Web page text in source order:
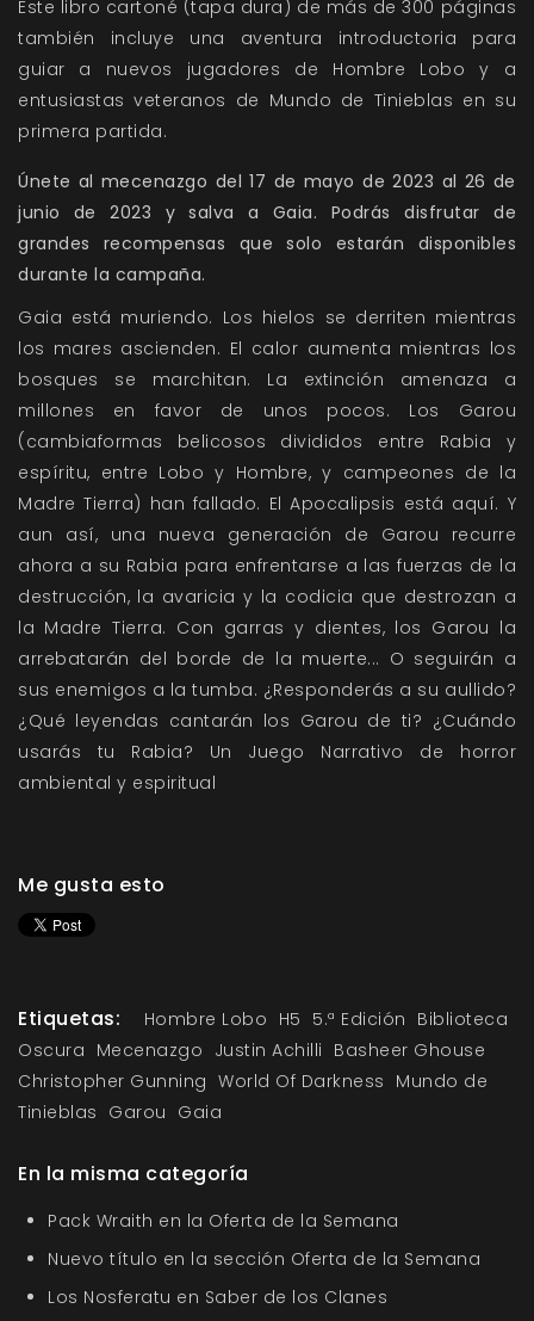
Este libro cartoné (tapa dura) de más de 300 páginas
también incluye una aventura introductoria para
guiar a nuevos jugadores de Hombre Lobo y a
entusiastas veteranos de Mundo de Tinieblas en su
primera partida.
Únete al mecenazgo del 17 de mayo de 2023 al 26 de
junio de 2023 y salva a Gaia. Podrás disfrutar de
grandes recompensas que solo estarán disponibles
durante la campaña.
Gaia está muriendo. Los hielos se derriten mientras
los mares ascienden. El calor aumenta mientras los
bosques se marchitan. La extinción amenaza a
millones en favor de unos pocos. Los Garou
(cambiaformas belicosos divididos entre Rabia y
espíritu, entre Lobo y Hombre, y campeones de la
Madre Tierra) han fallado. El Apocalipsis está aquí. Y
aun así, una nueva generación de Garou recurre
ahora a su Rabia para enfrentarse a las fuerzas de la
destrucción, la avaricia y la codicia que destrozan a
la Madre Tierra. Con garras y dientes, los Garou la
arrebatarán del borde de la muerte... O seguirán a
sus enemigos a la tumba. ¿Responderás a su aullido?
¿Qué leyendas cantarán los Garou de ti? ¿Cuándo
usarás tu Rabia? Un Juego Narrativo de horror
ambiental y espiritual
Me gusta esto
Etiquetas: Hombre Lobo H5 5.ª Edición Biblioteca
Oscura Mecenazgo Justin Achilli Basheer Ghouse
Christopher Gunning World Of Darkness Mundo de
Tinieblas Garou Gaia
En la misma categoría
Pack Wraith en la Oferta de la Semana
Nuevo título en la sección Oferta de la Semana
Los Nosferatu en Saber de los Clanes